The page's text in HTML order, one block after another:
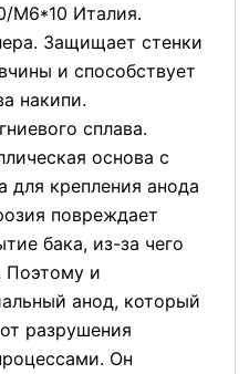
М6*10 Италия.
Защищает стенки
и способствует
накипи.
сплава.
основа с
для крепления анода
повреждает
бака, из-за чего
Поэтому и
анод, который
разрушения
Он